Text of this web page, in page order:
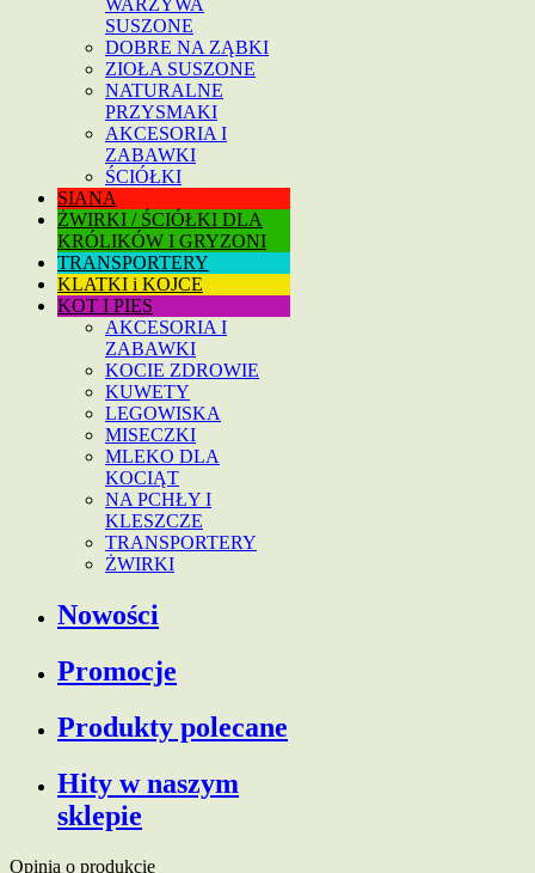
WARZYWA
SUSZONE
DOBRE NA ZĄBKI
ZIOŁA SUSZONE
NATURALNE
PRZYSMAKI
AKCESORIA I
ZABAWKI
ŚCIÓŁKI
SIANA
ŻWIRKI / ŚCIÓŁKI DLA
KRÓLIKÓW I GRYZONI
TRANSPORTERY
KLATKI i KOJCE
KOT I PIES
AKCESORIA I
ZABAWKI
KOCIE ZDROWIE
KUWETY
LEGOWISKA
MISECZKI
MLEKO DLA
KOCIĄT
NA PCHŁY I
KLESZCZE
TRANSPORTERY
ŻWIRKI
Nowości
Promocje
Produkty polecane
Hity w naszym
sklepie
Opinia o produkcie